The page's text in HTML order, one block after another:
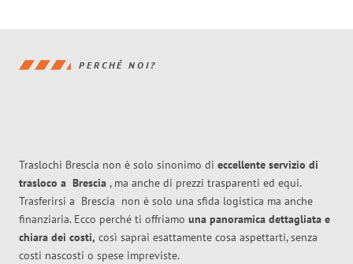
PERCHÉ NOI?
Traslochi Brescia non è solo sinonimo di eccellente servizio di
trasloco a Brescia , ma anche di prezzi trasparenti ed equi.
Trasferirsi a Brescia non è solo una sfida logistica ma anche
finanziaria. Ecco perché ti offriamo una panoramica dettagliata e
chiara dei costi, così saprai esattamente cosa aspettarti, senza
costi nascosti o spese impreviste.